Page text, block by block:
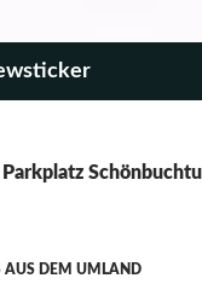
AUS DEM UMLAND